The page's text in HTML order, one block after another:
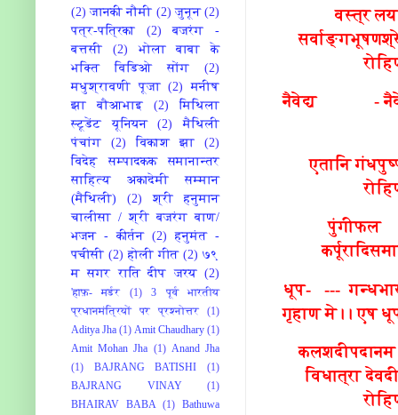
वस्त्र
नैवेद्य - नैवेद्यं
एतानि
पुंगीफल
धूप- ---
गृहाण मे।। एष
कलशदीपदानम
विधात्रा
(2) जानकी नौमी (2) जुनून (2)
पत्र-पत्रिका
(2)
बजरंग -
बत्तसी
(2)
भोला बाबा के
भक्ति विडिओ सोंग
(2)
मधुश्रावणी पूजा (2)
मनीष
झा बौआभाइ
(2)
मिथिला
स्टूडेंट यूनियन
(2)
मैथिली
पंचांग
(2) विकाश झा
(2)
विदेह सम्पादकक समानान्तर
साहित्य अकादेमी सम्मान
(मैथिली)
(2)
श्री हनुमान
चालीसा / श्री बजरंग बाण/
भजन - कीर्तन (2)
हनुमंत -
पचीसी (2) होली गीत (2) ७९
म सगर राति‍ दीप जरय (2)
'हाफ़- मर्डर (1)
3 पूर्व भारतीय
प्रधानमंत्रियों पर प्रश्नोत्तर
(1)
Aditya Jha (1) Amit Chaudhary (1)
Amit Mohan Jha (1) Anand Jha
(1)
BAJRANG BATISHI
(1)
BAJRANG VINAY
(1)
BHAIRAV BABA (1) Bathuwa